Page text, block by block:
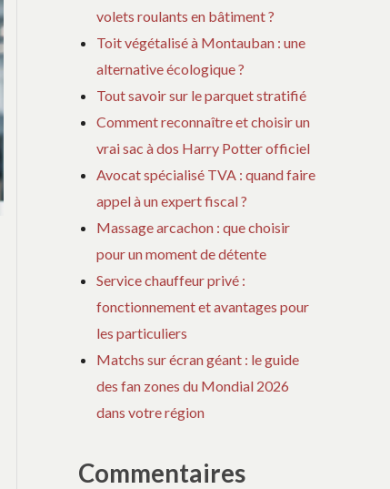
volets roulants en bâtiment ?
Toit végétalisé à Montauban : une
alternative écologique ?
Tout savoir sur le parquet stratifié
Comment reconnaître et choisir un
vrai sac à dos Harry Potter officiel
Avocat spécialisé TVA : quand faire
appel à un expert fiscal ?
Massage arcachon : que choisir
pour un moment de détente
Service chauffeur privé :
fonctionnement et avantages pour
les particuliers
Matchs sur écran géant : le guide
des fan zones du Mondial 2026
dans votre région
Commentaires